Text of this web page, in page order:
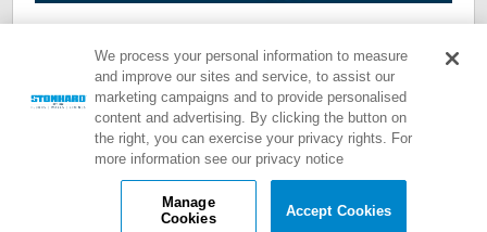
Links Rápidos:
Termos de Utilização
Politica de Privacidade
Política de cookies
We process your personal information to measure
and improve our sites and service, to assist our
marketing campaigns and to provide personalised
content and advertising. By clicking the button on
the right, you can exercise your privacy rights. For
more information see our privacy notice
Manage
Cookies
Accept Cookies